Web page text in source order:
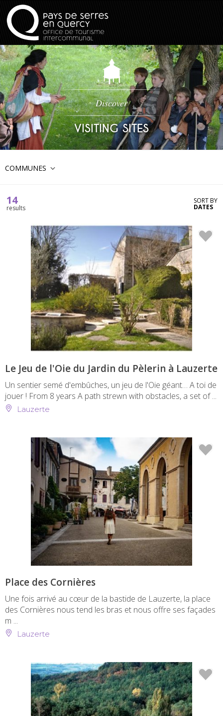
Discover
VISITING SITES
COMMUNES
14
results
SORT BY
DATES
Le Jeu de l'Oie du Jardin du Pèlerin à Lauzerte
Un sentier semé d'embûches, un jeu de l'Oie géant… A toi de
jouer ! From 8 years A path strewn with obstacles, a set of ...
Lauzerte
Place des Cornières
Une fois arrivé au cœur de la bastide de Lauzerte, la place
des Cornières nous tend les bras et nous offre ses façades
m ...
Lauzerte